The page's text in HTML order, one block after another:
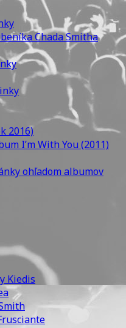
Chada Smitha
2016)
I’m With You (2011)
ohľadom albumov
Kiedis